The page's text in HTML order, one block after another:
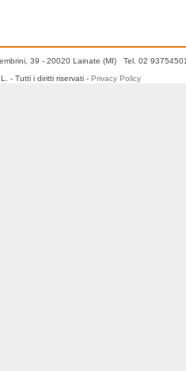
39 - 20020 Lainate (MI) Tel. 02
- Tutti i diritti riservati - Privacy Policy